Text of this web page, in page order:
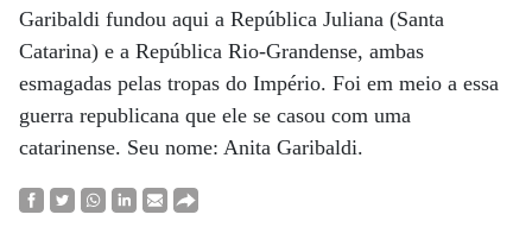
Garibaldi fundou aqui a República Juliana (Santa
Catarina) e a República Rio-Grandense, ambas
esmagadas pelas tropas do Império. Foi em meio a essa
guerra republicana que ele se casou com uma
catarinense. Seu nome: Anita Garibaldi.